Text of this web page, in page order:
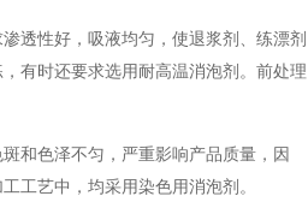
性好，吸液均匀，使退浆剂、练漂剂
有时还要求选用耐高温消泡剂。前处理
和色泽不匀，严重影响产品质量，因
工艺中，均采用染色用消泡剂。